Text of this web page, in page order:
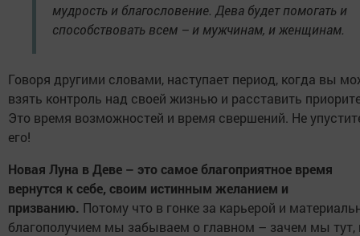
мудрость и благословение. Дева будет помогать и
способствовать всем – и мужчинам, и женщинам.
Говоря другими словами, наступает период, когда вы
взять контроль над своей жизнью и расставить
Это время возможностей и время свершений. Не
его!
Новая Луна в Деве – это самое благоприятное время
вернутся к себе, своим истинным желанием и
призванию. Потому что в гонке за карьерой и
благополучием мы забываем о главном – зачем мы тут,